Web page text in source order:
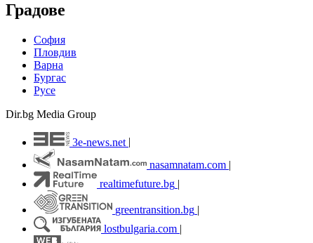
Градове
София
Пловдив
Варна
Бургас
Русе
Dir.bg Media Group
3e-news.net
nasamnatam.com |
realtimefuture.bg |
greentransition.bg |
lostbulgaria.com |